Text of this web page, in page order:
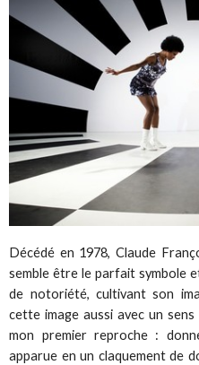
Décédé en 1978, Claude
semble être le parfait symbole
de notoriété, cultivant son
cette image aussi avec un sens
mon premier reproche :
apparue en un claquement de